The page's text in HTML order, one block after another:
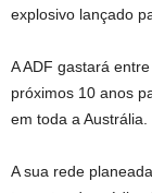
explosivo lançado
A ADF gastará
próximos 10 anos
em toda a Austrália.
A sua rede